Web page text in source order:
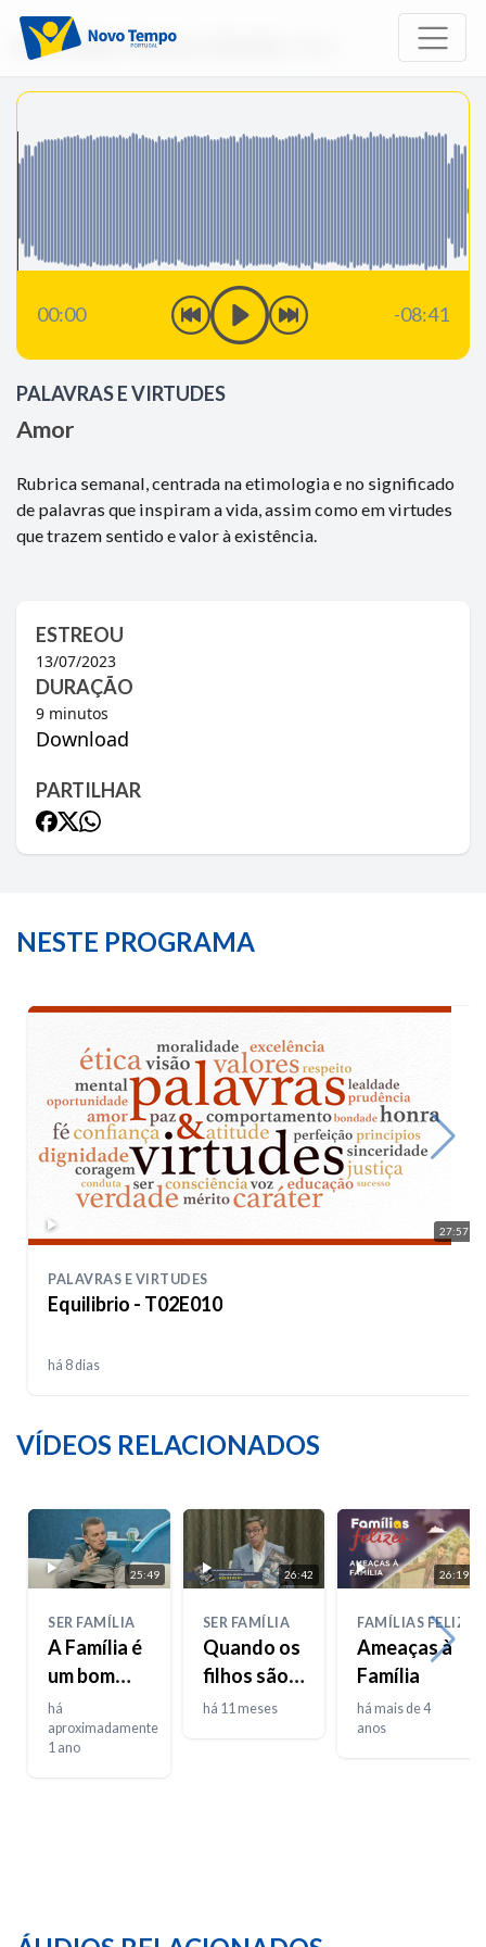
Início Rádio Palavras e Virtudes
00:00 -08:41
PALAVRAS E VIRTUDES
Amor
Rubrica semanal, centrada na etimologia e no significado
de palavras que inspiram a vida, assim como em virtudes
que trazem sentido e valor à existência.
ESTREOU
13/07/2023
DURAÇÃO
9 minutos
Download
PARTILHAR
NESTE PROGRAMA
27:57
PALAVRAS E VIRTUDES
Equilibrio - T02E010
há 8 dias
VÍDEOS RELACIONADOS
25:49
SER FAMÍLIA
A Família é
um bom
investimento
há
aproximadamente
1 ano
26:42
SER FAMÍLIA
Quando os
filhos são o
problema
há 11 meses
26:19
FAMÍLIAS FELIZES
Ameaças à
Família
há mais de 4
anos